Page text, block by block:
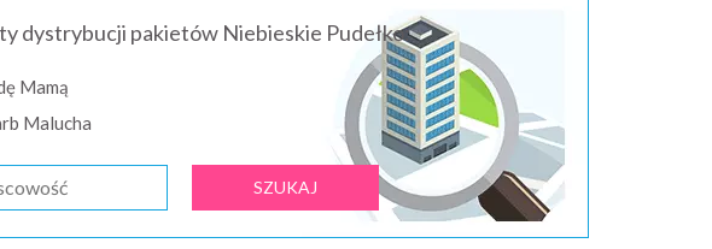
dystrybucji pakietów Niebieskie Pudełko:
Mamą
Malucha